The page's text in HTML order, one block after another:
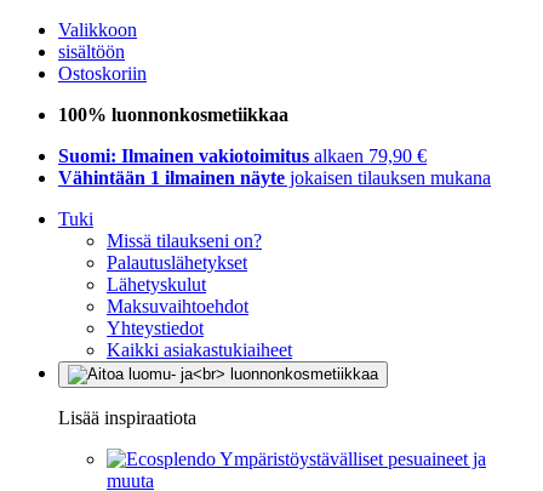
Valikkoon
sisältöön
Ostoskoriin
100% luonnonkosmetiikkaa
Suomi: Ilmainen vakiotoimitus alkaen 79,90 €
Vähintään 1 ilmainen näyte jokaisen tilauksen mukana
Tuki
Missä tilaukseni on?
Palautuslähetykset
Lähetyskulut
Maksuvaihtoehdot
Yhteystiedot
Kaikki asiakastukiaiheet
Lisää inspiraatiota
Ympäristöystävälliset pesuaineet ja
muuta